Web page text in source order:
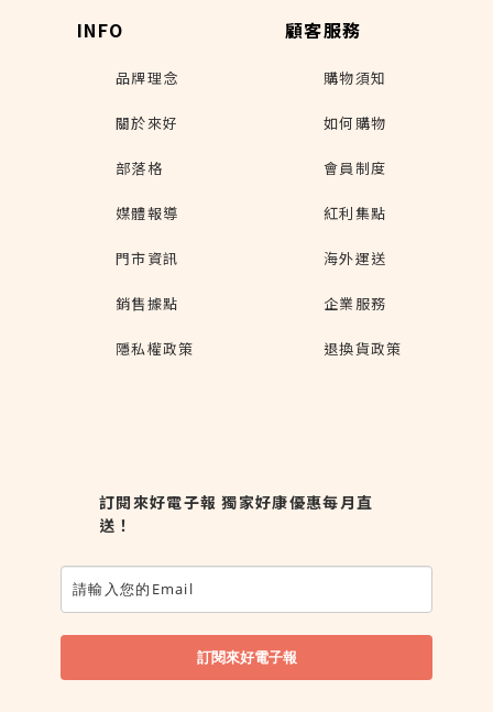
INFO
品牌理念
關於來好
部落格
媒體報導
門市資訊
銷售據點
隱私權政策
顧客服務
購物須知
如何購物
會員制度
紅利集點
海外運送
企業服務
退換貨政策
訂閱來好電子報 獨家好康優惠每月直
送！
訂閱來好電子報